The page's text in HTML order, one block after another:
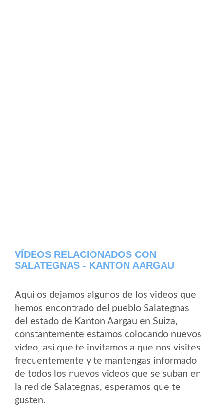
VÍDEOS RELACIONADOS CON
SALATEGNAS - KANTON AARGAU
Aqui os dejamos algunos de los videos que
hemos encontrado del pueblo Salategnas
del estado de Kanton Aargau en Suiza,
constantemente estamos colocando nuevos
video, asi que te invitamos a que nos visites
frecuentemente y te mantengas informado
de todos los nuevos videos que se suban en
la red de Salategnas, esperamos que te
gusten.